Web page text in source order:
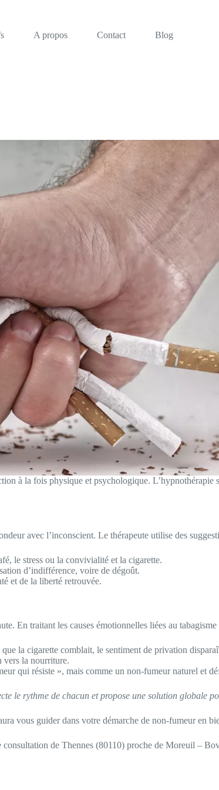
A propos Contact Blog
à la fois physique et psychologique. L’hypnothérapie
avec l’inconscient. Le thérapeute utilise des
le stress ou la convivialité et la cigarette.
d’indifférence, voire de dégoût.
et de la liberté retrouvée.
En traitant les causes émotionnelles liées au
la cigarette comblait, le sentiment de privation
vers la nourriture.
qui résiste », mais comme un non-fumeur naturel et
le rythme de chacun et propose une solution globale
vous guider dans votre démarche de non-fumeur en
consultation de Thennes (80110) proche de Moreuil –